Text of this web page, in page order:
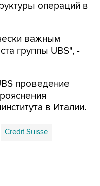
операций в
важным
группы UBS", -
проведение
в Италии.
Credit Suisse